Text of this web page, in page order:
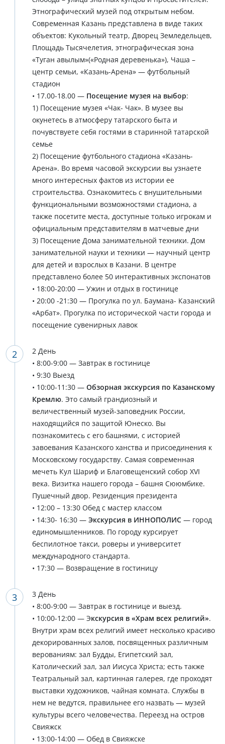
Этнографический музей под открытым небом.
Современная Казань представлена в виде таких
объектов: Кукольный театр, Дворец Земледельцев,
Площадь Тысячелетия, этнографическая зона
«Туган авылым»(«Родная деревенька»), Чаша –
центр семьи, «Казань-Арена» — футбольный
стадион
• 17.00-18.00 — Посещение музея на выбор:
1) Посещение музея «Чак- Чак». В музее вы
окунетесь в атмосферу татарского быта и
почувствуете себя гостями в старинной татарской
семье
2) Посещение футбольного стадиона «Казань-
Арена». Во время часовой экскурсии вы узнаете
много интересных фактов из истории ее
строительства. Ознакомитесь с внушительными
функциональными возможностями стадиона, а
также посетите места, доступные только игрокам и
официальным представителям в матчевые дни
3) Посещение Дома занимательной техники. Дом
занимательной науки и техники — научный центр
для детей и взрослых в Казани. В центре
представлено более 50 интерактивных экспонатов
• 18:00-20:00 — Ужин и отдых в гостинице
• 20:00 -21:30 — Прогулка по ул. Баумана- Казанский
«Арбат». Прогулка по исторической части города и
посещение сувенирных лавок
2 День
• 8:00-9:00 — Завтрак в гостинице
• 9:30 Выезд
• 10:00-11:30 — Обзорная экскурсия по Казанскому
Кремлю. Это самый грандиозный и
величественный музей-заповедник России,
находящийся по защитой Юнеско. Вы
познакомитесь с его башнями, с историей
завоевания Казанского ханства и присоединения к
Московскому государству. Самая современная
мечеть Кул Шариф и Благовещенский собор XVI
века. Визитка нашего города – башня Сююмбике.
Пушечный двор. Резиденция президента
• 12:00 – 13:30 Обед с мастер классом
• 14:30- 16:30 — Экскурсия в ИННОПОЛИС— город
единомышленников. По городу курсирует
беспилотное такси, роверы и университет
международного стандарта.
• 17:30 — Возвращение в гостиницу
3 День
• 8:00-9:00 — Завтрак в гостинице и выезд.
• 10:00-12:00 — Экскурсия в «Храм всех религий».
Внутри храм всех религий имеет несколько красиво
декорированных залов, посвященных различным
верованиям: зал Будды, Египетский зал,
Католический зал, зал Иисуса Христа; есть также
Театральный зал, картинная галерея, где проходят
выставки художников, чайная комната. Службы в
нем не ведутся, правильнее его назвать — музей
культуры всего человечества. Переезд на остров
Свияжск
• 13:00-14:00 — Обед в Свияжске